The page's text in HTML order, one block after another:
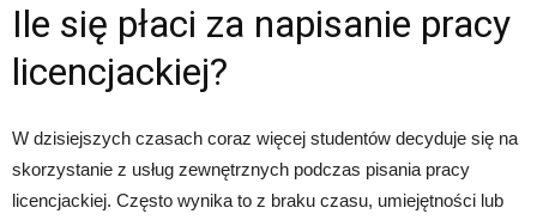
Ile się płaci za napisanie pracy
licencjackiej?
W dzisiejszych czasach coraz więcej studentów decyduje się na
skorzystanie z usług zewnętrznych podczas pisania pracy
licencjackiej. Często wynika to z braku czasu, umiejętności lub